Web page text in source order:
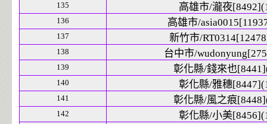
135 高雄市/瀧夜
136 高雄市/
137 新竹市/
138 台中市/
139 彰化縣/錢來也
140 彰化縣/雅穗
141 彰化縣/風之痕
142 彰化縣/小美